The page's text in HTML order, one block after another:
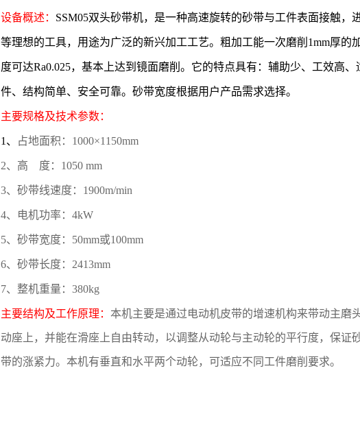
设备概述： SSM05双头砂带机，是一种高速旋转的砂带与工件表面接触
等理想的工具，用途为广泛的新兴加工工艺。粗加工能一次磨削1mm厚的
度可达Ra0.025，基本上达到镜面磨削。它的特点具有：辅助少、工效高
件、结构简单、安全可靠。砂带宽度根据用户产品需求选择。
主要规格及技术参数：
1、 占地面积：1000×1150mm
2、高 度：1050 mm
3、砂带线速度：1900m/min
4、电机功率：4kW
5、砂带宽度：50mm或100mm
6、砂带长度：2413mm
7、整机重量：380kg
主要结构及工作原理： 本机主要是通过电动机皮带的增速机构来带动主磨
动座上，并能在滑座上自由转动，以调整从动轮与主动轮的平行度，保证
带的涨紧力。本机有垂直和水平两个动轮，可适应不同工件磨削要求。